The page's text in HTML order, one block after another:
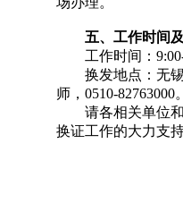
五、工作时间及
工作时间：9:00-
换发地点：无锡
师，0510-82763000。
请各相关单位和
换证工作的大力支持